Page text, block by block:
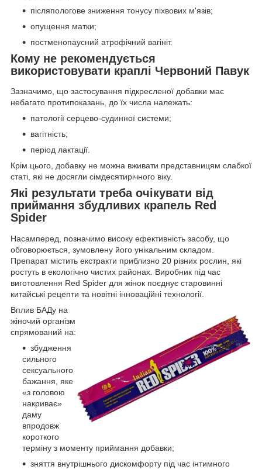
післяпологове зниження тонусу піхвових м'язів;
опущення матки;
постменопаусний атрофічний вагініт.
Кому не рекомендується
використовувати краплі Червоний Павук
Зазначимо, що застосування підкресленої добавки має
небагато протипоказань, до їх числа належать:
патології серцево-судинної системи;
вагітність;
період лактації.
Крім цього, добавку не можна вживати представницям слабкої
статі, які не досягли сімдесятирічного віку.
Які результати треба очікувати від
приймання збудливих крапель Red
Spider
Насамперед, позначимо високу ефективність засобу, що
обговорюється, зумовлену його унікальним складом.
Препарат містить екстракти приблизно 20 різних рослин, які
ростуть в екологічно чистих районах. Виробник під час
виготовлення Red Spider для жінок поєднує старовинні
китайські рецепти та новітні інноваційні технології.
Вплив БАДу на
жіночий організм
спрямований на:
збудження
сильного
сексуального
бажання, яке
«з головою
накриває»
даму
впродовж
короткого
терміну з моменту приймання добавки;
зняття внутрішнього дискомфорту під час інтимного